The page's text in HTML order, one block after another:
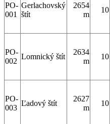
PO-
001
Gerlachovský
štít
2654
m
10
PO-
002
Lomnický štít
2634
m
10
PO-
003
Ľadový štít
2627
m
10